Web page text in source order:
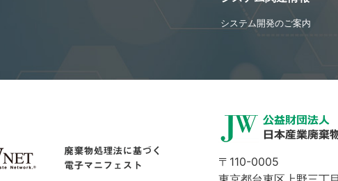
システム開発のご案内
〒110-0005